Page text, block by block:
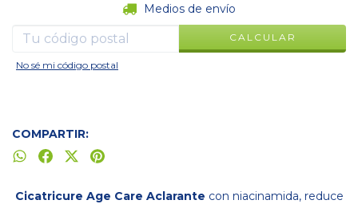
Entregas para el CP: Medios de envío
CALCULAR
No sé mi código postal
COMPARTIR:
Cicatricure Age Care Aclarante con niacinamida, reduce